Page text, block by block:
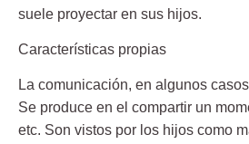
suele proyectar en sus hijos.
Características propias
La comunicación, en algunos
Se produce en el compartir un
etc. Son vistos por los hijos como